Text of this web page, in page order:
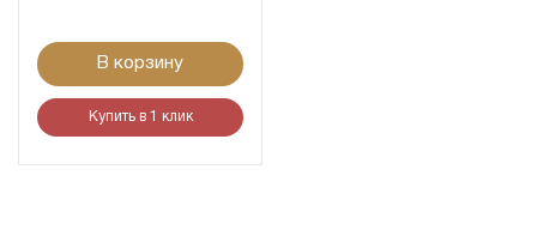
В корзину
Купить в 1 клик